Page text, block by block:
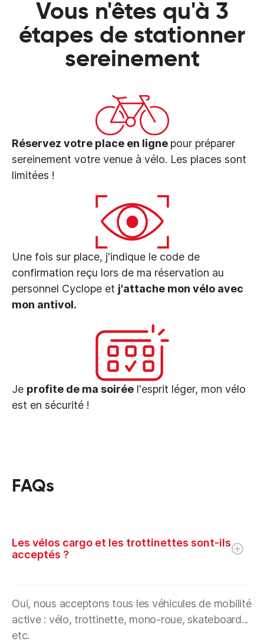
Vous n'êtes qu'à 3
étapes de stationner
sereinement
Réservez votre place en ligne pour préparer
sereinement votre venue à vélo. Les places sont
limitées !
Une fois sur place, j'indique le code de
confirmation reçu lors de ma réservation au
personnel Cyclope et j'attache mon vélo avec
mon antivol.
Je profite de ma soirée l'esprit léger, mon vélo
est en sécurité !
FAQs
Les vélos cargo et les trottinettes sont-ils
acceptés ?
Oui, nous acceptons tous les véhicules de mobilité
active : vélo, trottinette, mono-roue, skateboard...
etc.